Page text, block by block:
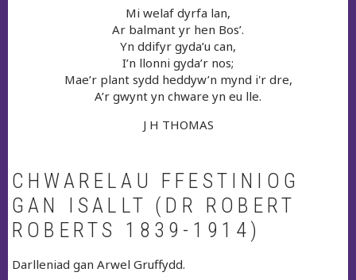
Mi welaf dyrfa lan,
Ar balmant yr hen Bos’.
Yn ddifyr gyda’u can,
I’n llonni gyda’r nos;
Mae’r plant sydd heddyw’n mynd i'r dre,
A’r gwynt yn chware yn eu lle.
J H THOMAS
CHWARELAU FFESTINIOG
GAN ISALLT (DR ROBERT
ROBERTS 1839-1914)
Darlleniad gan Arwel Gruffydd.